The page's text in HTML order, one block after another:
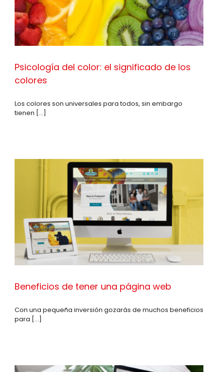
Psicología del color: el significado de los
colores
Los colores son universales para todos, sin embargo
tienen [...]
Beneficios de tener una página web
Con una pequeña inversión gozarás de muchos beneficios
para [...]